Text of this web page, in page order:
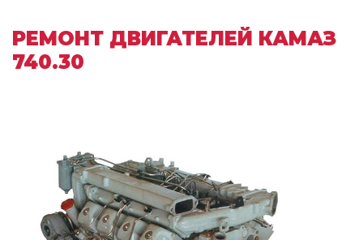
РЕМОНТ ДВИГАТЕЛЕЙ КАМАЗ
740.30